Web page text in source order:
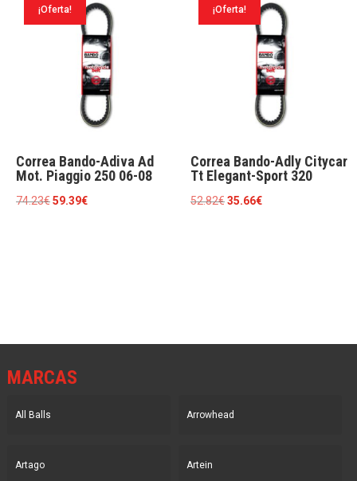
46.96€.31.69€.
47.36€.32.56€.
¡Oferta!
Correa Bando-Adiva Ad
Mot. Piaggio 250 06-08
74.23€El
59.39€El
¡Oferta!
Correa Bando-Adly Citycar
Tt Elegant-Sport 320
52.82€El
35.66€El
MARCAS
All Balls Arrowhead
Artago Artein